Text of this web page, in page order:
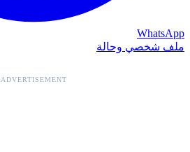
WhatsApp
ملف شخصي وحالة
ADVERTISEMENT